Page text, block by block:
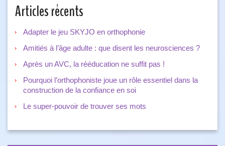
Articles récents
Adapter le jeu SKYJO en orthophonie
Amitiés à l’âge adulte : que disent les neurosciences ?
Après un AVC, la rééducation ne suffit pas !
Pourquoi l’orthophoniste joue un rôle essentiel dans la
construction de la confiance en soi
Le super-pouvoir de trouver ses mots